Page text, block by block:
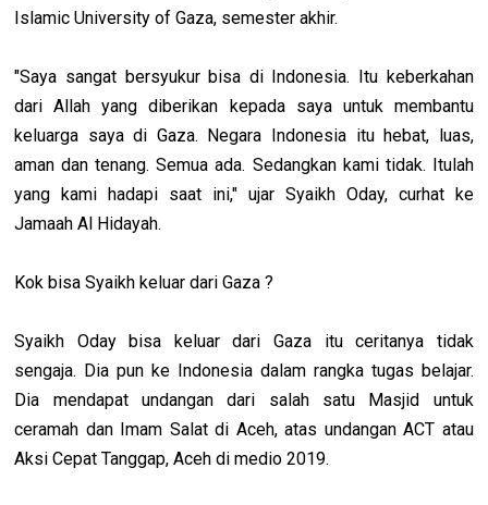
Islamic University of Gaza, semester akhir.
"Saya sangat bersyukur bisa di Indonesia. Itu keberkahan
dari Allah yang diberikan kepada saya untuk membantu
keluarga saya di Gaza. Negara Indonesia itu hebat, luas,
aman dan tenang. Semua ada. Sedangkan kami tidak. Itulah
yang kami hadapi saat ini," ujar Syaikh Oday, curhat ke
Jamaah Al Hidayah.
Kok bisa Syaikh keluar dari Gaza ?
Syaikh Oday bisa keluar dari Gaza itu ceritanya tidak
sengaja. Dia pun ke Indonesia dalam rangka tugas belajar.
Dia mendapat undangan dari salah satu Masjid untuk
ceramah dan Imam Salat di Aceh, atas undangan ACT atau
Aksi Cepat Tanggap, Aceh di medio 2019.